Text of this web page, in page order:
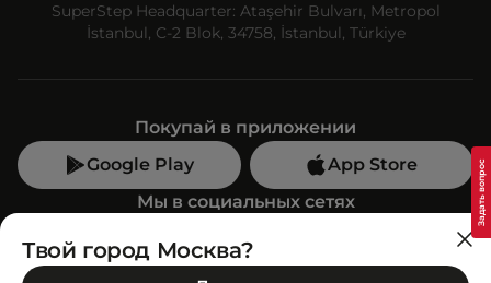
SuperStep Headquarter: Ataşehir Bulvarı, Metropol
İstanbul, C-2 Blok, 34758, İstanbul, Türkiye
Покупай в приложении
Google Play
App Store
Мы в социальных сетях
Позвони нам
Твой город Москва?